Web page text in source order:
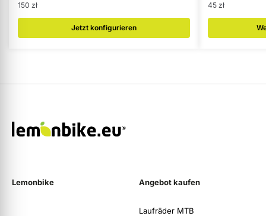
150 zł
Jetzt konfigurieren
45 zł
Lemonbike Angebot kaufen
Laufräder MTB